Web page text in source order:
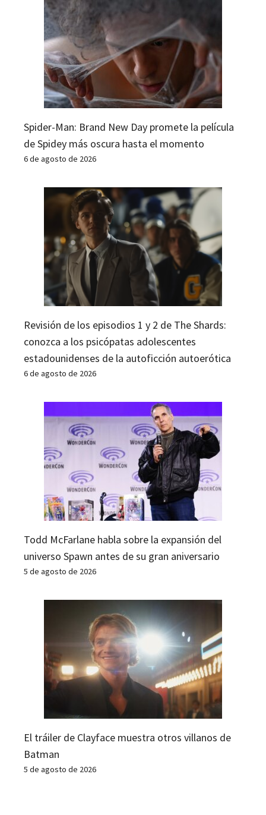
Spider-Man: Brand New Day promete la película
de Spidey más oscura hasta el momento
6 de agosto de 2026
Revisión de los episodios 1 y 2 de The Shards:
conozca a los psicópatas adolescentes
estadounidenses de la autoficción autoerótica
6 de agosto de 2026
Todd McFarlane habla sobre la expansión del
universo Spawn antes de su gran aniversario
5 de agosto de 2026
El tráiler de Clayface muestra otros villanos de
Batman
5 de agosto de 2026